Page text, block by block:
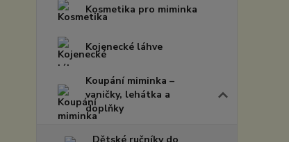
Kosmetika pro miminka
Kojenecké láhve
Koupání miminka –
vaničky, lehátka a
doplňky